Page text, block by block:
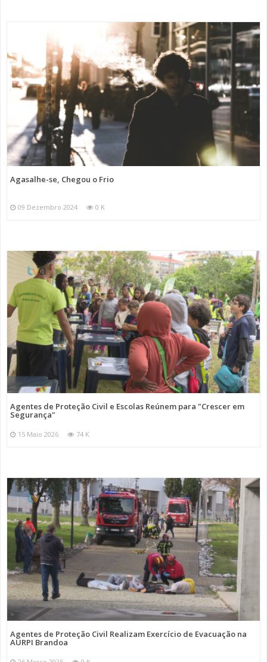
Agasalhe-se, Chegou o Frio
09 Dezembro 2024 0 K
Agentes de Proteção Civil e Escolas Reúnem para "Crescer em
Segurança"
15 Maio 2026 74 K
Agentes de Proteção Civil Realizam Exercício de Evacuação na
AURPI Brandoa